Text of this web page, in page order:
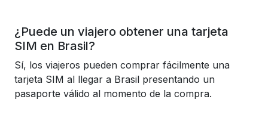
¿Puede un viajero obtener una tarjeta
SIM en Brasil?
Sí, los viajeros pueden comprar fácilmente una
tarjeta SIM al llegar a Brasil presentando un
pasaporte válido al momento de la compra.